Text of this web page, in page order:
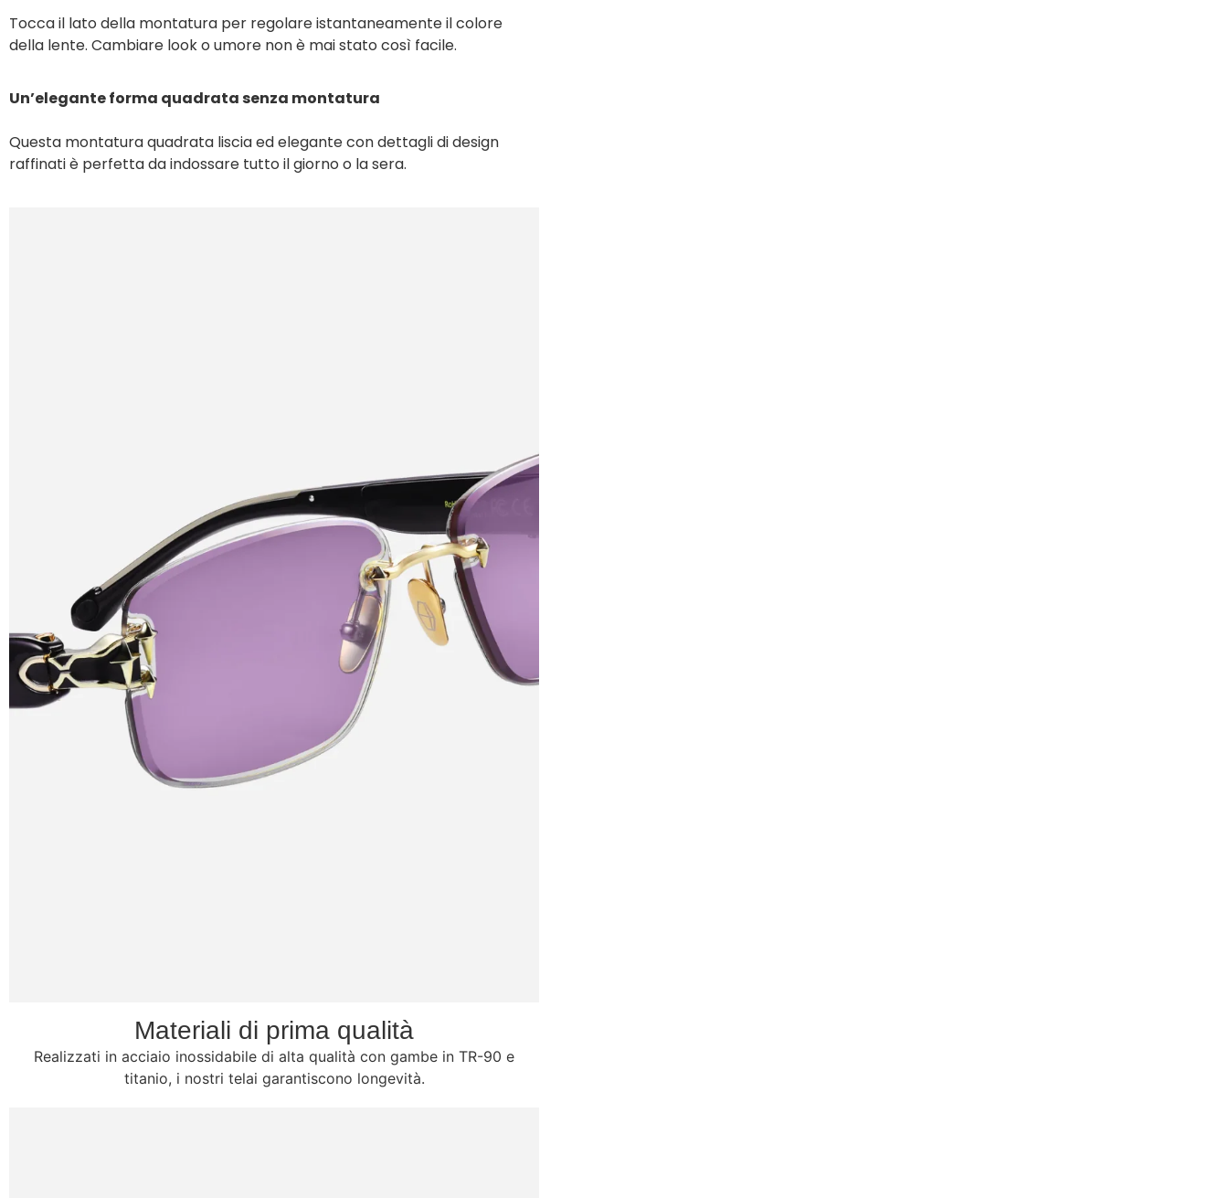
Tocca il lato della montatura per regolare istantaneamente il colore
della lente. Cambiare look o umore non è mai stato così facile.
Un’elegante forma quadrata senza montatura
Questa montatura quadrata liscia ed elegante con dettagli di design
raffinati è perfetta da indossare tutto il giorno o la sera.
Materiali di prima qualità
Realizzati in acciaio inossidabile di alta qualità con gambe in TR-90 e
titanio, i nostri telai garantiscono longevità.